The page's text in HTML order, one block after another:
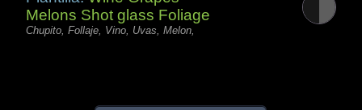
Melons Shot glass Foliage
Chupito, Follaje, Vino, Uvas, Melon,